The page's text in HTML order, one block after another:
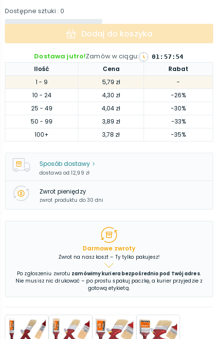
Ilość Cena
Rabat
1 - 9 5,79 zł
-
10 - 24 4,30 zł
-26%
25 - 49 4,04 zł
-30%
50 - 99 3,89 zł
-33%
100+ 3,78 zł -35%
Dostępne sztuki : 0
Dodaj do koszyka
Dostawa jutro!Zamów w ciągu: 01: 57 : 53
Sposób dostawy
dostawa od 12,99 zł
Zwrot pieniędzy
zwrot produktu do 30 dni
Darmowe zwroty
Zwrot na nasz koszt – Ty tylko pakujesz!
Po zgłoszeniu zwrotu zamówimy kuriera bezpośrednio pod Twój adres.
Nie musisz nic drukować – po prostu spakuj paczkę, a kurier przyjedzie z
gotową etykietą.